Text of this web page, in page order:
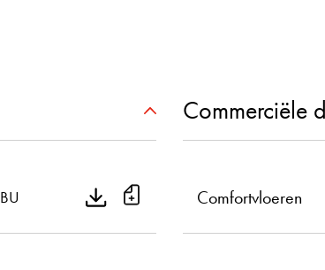
Commerciële
Comfortvloeren